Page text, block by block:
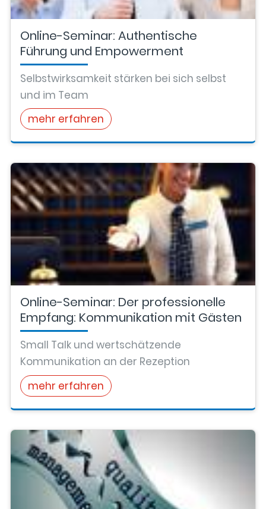
Online-Seminar: Authentische
Führung und Empowerment
Selbstwirksamkeit stärken bei sich selbst
und im Team
mehr erfahren
Online-Seminar: Der professionelle
Empfang: Kommunikation mit Gästen
Small Talk und wertschätzende
Kommunikation an der Rezeption
mehr erfahren